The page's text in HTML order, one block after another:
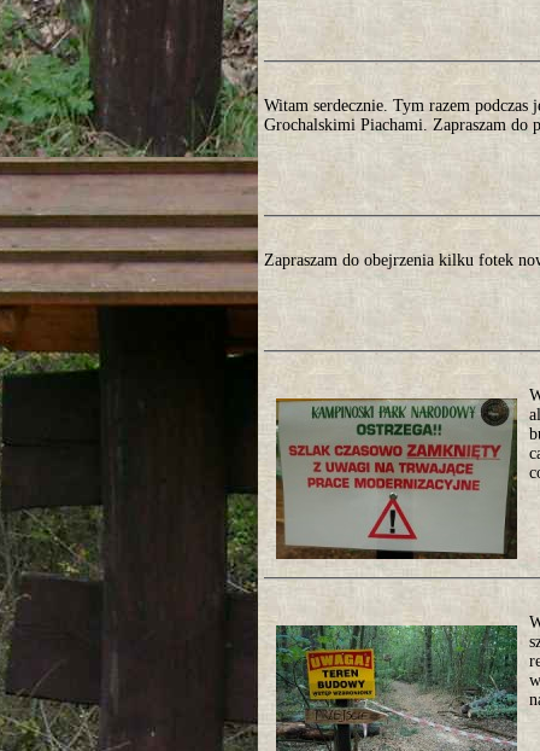
Witam serdecznie. Tym razem
Grochalskimi Piachami. Zapraszam do
Zapraszam do obejrzenia kilku fotek